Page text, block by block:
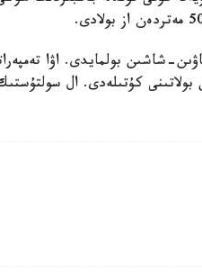
شاشىن بولمايدى. اۋا
كۇتىلەدى. ال